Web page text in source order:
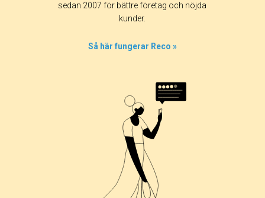
sedan 2007 för bättre företag och nöjda
kunder.
Så här fungerar Reco »